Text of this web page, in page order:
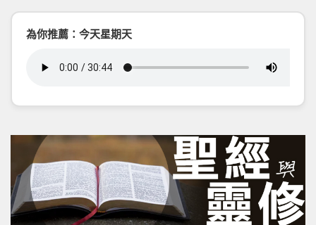
為你推薦：今天星期天